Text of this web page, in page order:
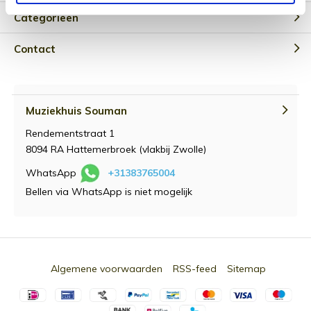
Categorieën
Contact
Muziekhuis Souman
Rendementstraat 1
8094 RA Hattemerbroek (vlakbij Zwolle)
WhatsApp
+31383765004
Bellen via WhatsApp is niet mogelijk
Algemene voorwaarden RSS-feed Sitemap